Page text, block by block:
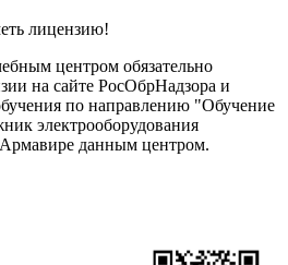
лицензию!
центром обязательно
на сайте РосОбрНадзора и
по направлению "Обучение
электрооборудования
данным центром.